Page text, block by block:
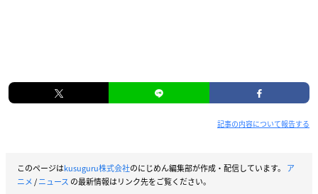
記事の内容について報告する
このページはkusuguru株式会社のにじめん編集部が作成・配信しています。 ア
ニメ/ニュース の最新情報はリンク先をご覧ください。